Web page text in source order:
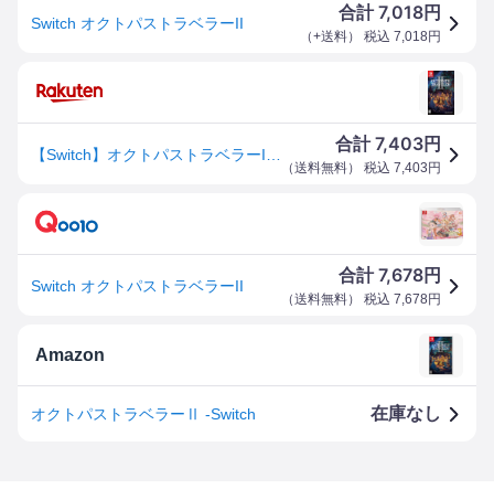
Switch オクトパストラベラーII
合計7,018円
（+送料） 税込 7,018 円
合計7,403円
（送料無料） 税込 7,403 円
Switch オクトパストラベラーII
合計7,678円
（送料無料） 税込 7,678 円
Amazon
オクトパストラベラーⅡ -Switch 在庫なし